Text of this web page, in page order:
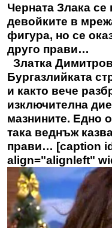
Черната Злака се
девойките в
фигура, но се
друго прави…
Златка
Бургазлийката
и както вече
изключителна
мазнините. Едно
така веднъж
прави… [caption
align="alignleft"